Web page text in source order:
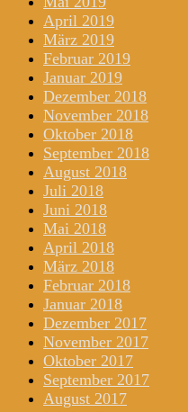
April 2019
März 2019
Februar 2019
Januar 2019
Dezember 2018
November 2018
Oktober 2018
September 2018
August 2018
Juli 2018
Juni 2018
Mai 2018
April 2018
März 2018
Februar 2018
Januar 2018
Dezember 2017
November 2017
Oktober 2017
September 2017
August 2017